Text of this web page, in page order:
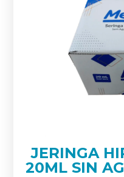
JERINGA
20ML SIN